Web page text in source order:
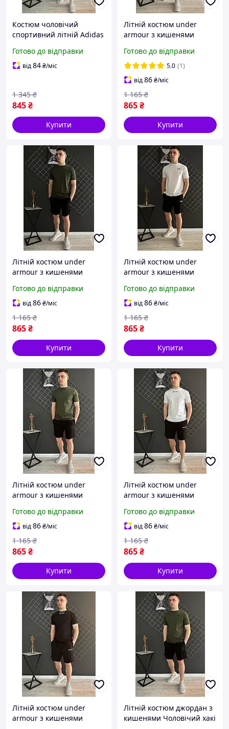
Костюм чоловічий
спортивний літній Adidas
Адідас хорошої якості
красиві
Готово до відправки
від84₴/міс
845₴
1 345 ₴
Купити
Літній костюм under
armour з кишенями
спортивний костюм
андер армор шорти та
футболка
Готово до відправки
5.0 (1)
від86₴/міс
865₴
1 165 ₴
Купити
Літній костюм under
armour з кишенями
спортивний костюм
андер армор шорти та
футболка
Готово до відправки
від86₴/міс
865₴
1 165 ₴
Купити
Літній костюм under
armour з кишенями
спортивний костюм
андер армор шорти та
футболка
Готово до відправки
від86₴/міс
865₴
1 165 ₴
Купити
Літній костюм under
armour з кишенями
спортивний костюм
андер армор шорти та
футболка
Готово до відправки
від86₴/міс
865₴
1 165 ₴
Купити
Літній костюм under
armour з кишенями
спортивний костюм
андер армор шорти та
футболка
Готово до відправки
від86₴/міс
865₴
1 165 ₴
Купити
Літній костюм under
armour з кишенями
Літній костюм джордан з
кишенями Чоловічий хакі